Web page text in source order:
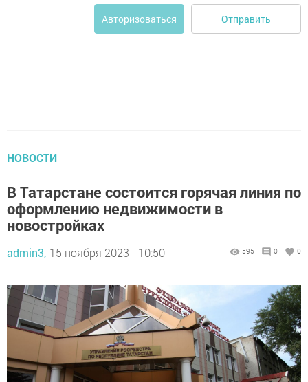
Авторизоваться Отправить
НОВОСТИ
В Татарстане состоится горячая линия по
оформлению недвижимости в
новостройках
admin3, 15 ноября 2023 - 10:50 595 0 0